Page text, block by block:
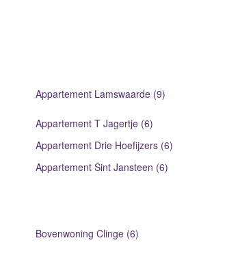
Appartement Lamswaarde (9)
Appartement T Jagertje (6)
Appartement Drie Hoefijzers (6)
Appartement Sint Jansteen (6)
Bovenwoning Clinge (6)